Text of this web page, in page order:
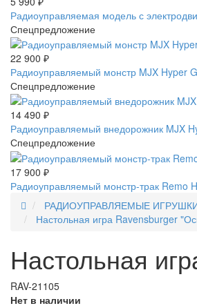
Радиоуправляемая модель с
Спецпредложение
22 900 ₽
Радиоуправляемый монстр MJX Hyper
Спецпредложение
14 490 ₽
Радиоуправляемый внедорожник MJX
Спецпредложение
17 900 ₽
Радиоуправляемый монстр-трак Remo
РАДИОУПРАВЛЯЕМЫЕ
Настольная игра Ravensburger
Настольная
RAV-21105
Нет в наличии